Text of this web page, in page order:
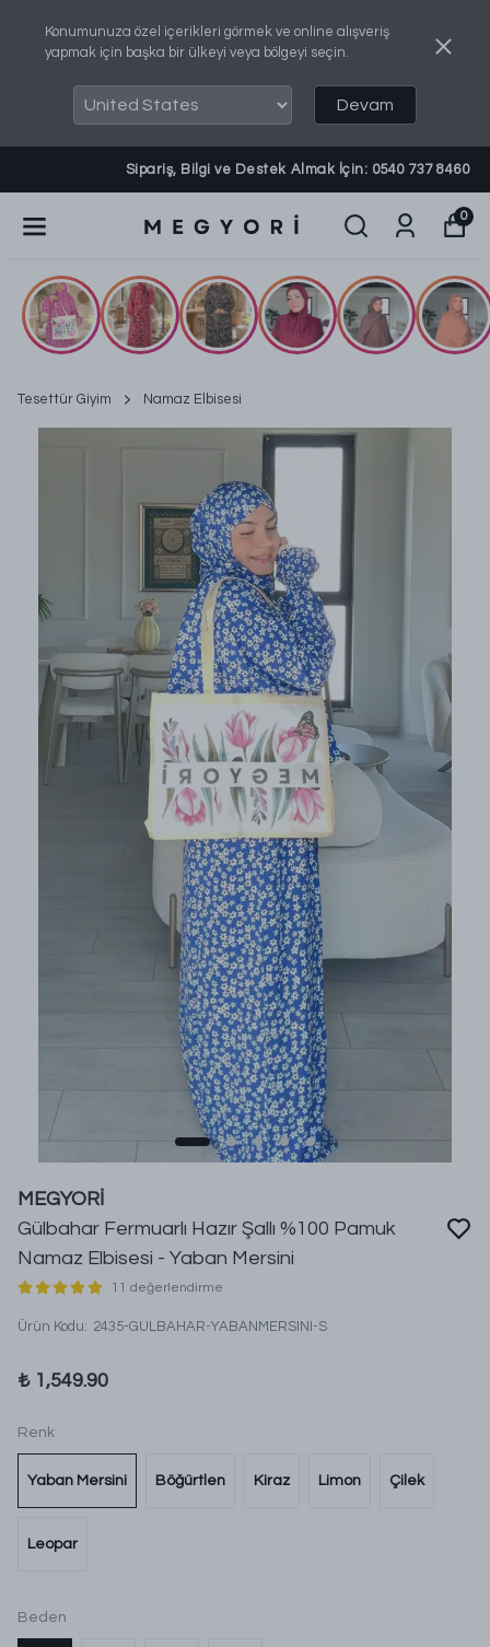
Konumunuza özel içerikleri görmek ve online alışveriş
yapmak için başka bir ülkeyi veya bölgeyi seçin.
Devam
Sipariş, Bilgi ve Destek Almak İçin: 0540 737 8460
0
Tesettür Giyim Namaz Elbisesi
MEGYORİ
Gülbahar Fermuarlı Hazır Şallı %100 Pamuk
Namaz Elbisesi - Yaban Mersini
11 değerlendirme
Ürün Kodu: 2435-GULBAHAR-YABANMERSINI-S
₺ 1,549.90
Renk
Yaban Mersini Böğürtlen Kiraz Limon Çilek
Leopar
Beden